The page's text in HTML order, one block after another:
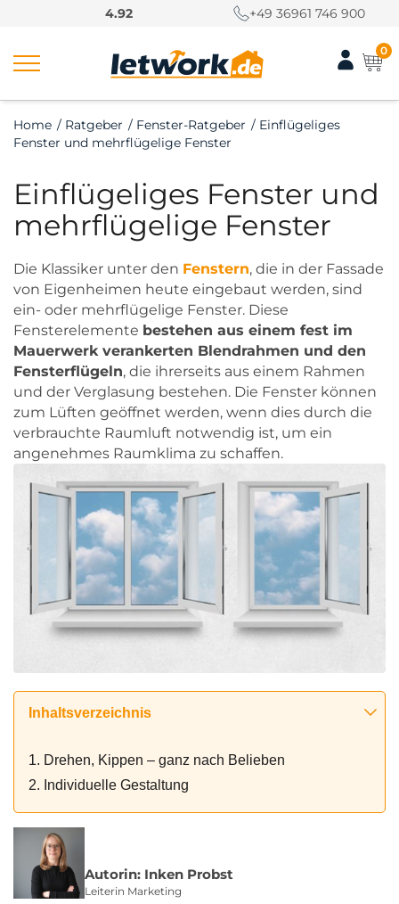
4.92 +49 36961 746 900
0
Home / Ratgeber / Fenster-Ratgeber / Einflügeliges
Fenster und mehrflügelige Fenster
Einflügeliges Fenster und
mehrflügelige Fenster
Die Klassiker unter den Fenstern, die in der Fassade
von Eigenheimen heute eingebaut werden, sind
ein- oder mehrflügelige Fenster. Diese
Fensterelemente bestehen aus einem fest im
Mauerwerk verankerten Blendrahmen und den
Fensterflügeln, die ihrerseits aus einem Rahmen
und der Verglasung bestehen. Die Fenster können
zum Lüften geöffnet werden, wenn dies durch die
verbrauchte Raumluft notwendig ist, um ein
angenehmes Raumklima zu schaffen.
Inhaltsverzeichnis
1. Drehen, Kippen – ganz nach Belieben
2. Individuelle Gestaltung
Autorin: Inken Probst
Leiterin Marketing